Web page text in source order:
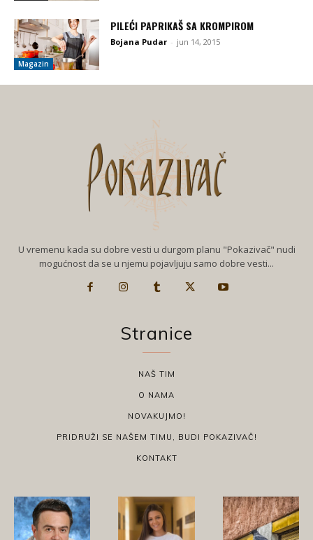
Magazin
PILEĆI PAPRIKAŠ SA KROMPIROM
Bojana Pudar - jun 14, 2015
U vremenu kada su dobre vesti u durgom planu "Pokazivač" nudi
mogućnost da se u njemu pojavljuju samo dobre vesti...
Stranice
NAŠ TIM
O NAMA
NOVAKUJMO!
PRIDRUŽI SE NAŠEM TIMU, BUDI POKAZIVAČ!
KONTAKT